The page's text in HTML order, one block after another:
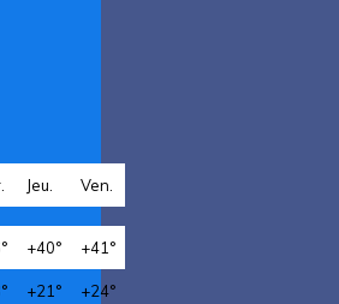
Jeu. Ven.
+40° +41°
+21° +24°